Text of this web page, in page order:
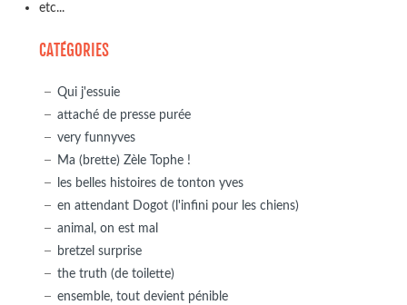
etc...
CATÉGORIES
Qui j'essuie
attaché de presse purée
very funnyves
Ma (brette) Zèle Tophe !
les belles histoires de tonton yves
en attendant Dogot (l'infini pour les chiens)
animal, on est mal
bretzel surprise
the truth (de toilette)
ensemble, tout devient pénible